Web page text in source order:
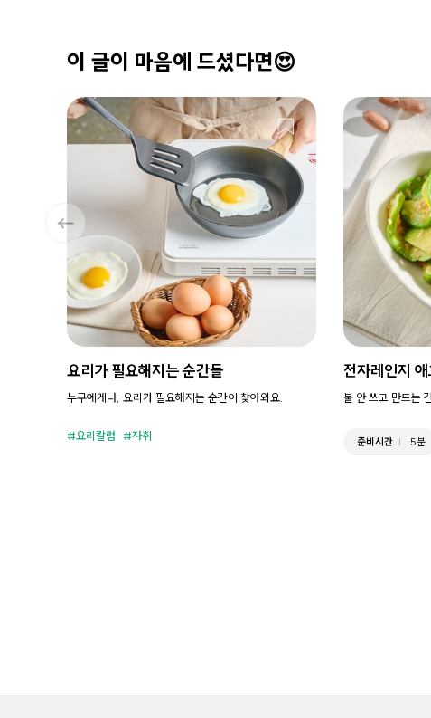
이 글이 마음에 드셨다면😍
요리가 필요해지는 순간들
누구에게나, 요리가 필요해지는 순간이 찾아와요.
요리칼럼 자취
전자레인지
불 안 쓰고 만드는
준비시간 5분